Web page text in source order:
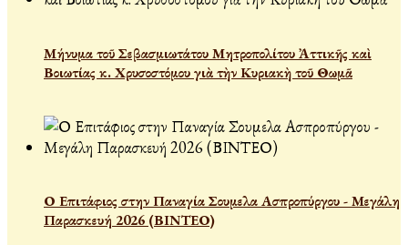
Μήνυμα τοῦ Σεβασμιωτάτου Μητροπολίτου Ἀττικῆς καὶ
Βοιωτίας κ. Χρυσοστόμου γιὰ τὴν Κυριακὴ τοῦ Θωμᾶ
Ο Επιτάφιος στην Παναγία Σουμελα Ασπροπύργου - Μεγάλη
Παρασκευή 2026 (ΒΙΝΤΕΟ)